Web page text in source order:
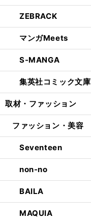
ZEBRACK
マンガMeets
S-MANGA
集英社コミック文庫
取材・ファッション
ファッション・美容
Seventeen
non-no
BAILA
MAQUIA